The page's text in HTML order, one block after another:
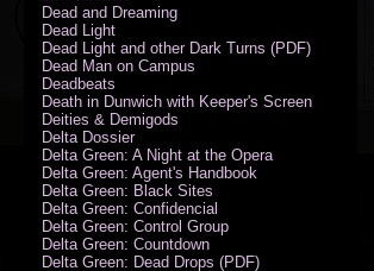
Dead and Dreaming
Dead Light
Dead Light and other Dark Turns (PDF)
Dead Man on Campus
Deadbeats
Death in Dunwich with Keeper's Screen
Deities & Demigods
Delta Dossier
Delta Green: A Night at the Opera
Delta Green: Agent's Handbook
Delta Green: Black Sites
Delta Green: Confidencial
Delta Green: Control Group
Delta Green: Countdown
Delta Green: Dead Drops (PDF)